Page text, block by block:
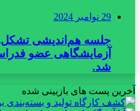
29 نوامبر 2024
جلسه هم‌اندیشی
آزمایشگاهی عضو
شد.
آخرین پست های بازبینی شده